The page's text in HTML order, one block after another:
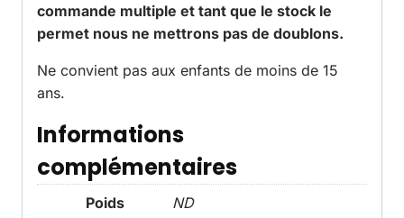
commande multiple et tant que le stock le
permet nous ne mettrons pas de doublons.
Ne convient pas aux enfants de moins de 15
ans.
Informations
complémentaires
Poids ND